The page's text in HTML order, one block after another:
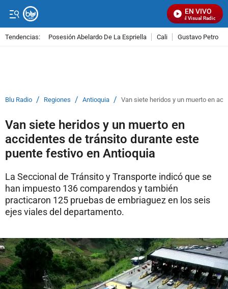
EN VIVO
Señal Visual Radio
Tendencias: Posesión Abelardo De La Espriella Cali Gustavo Petro
Blu Radio / Regiones / Antioquia / Van siete heridos y un muerto en
Van siete heridos y un muerto en
accidentes de tránsito durante este
puente festivo en Antioquia
La Seccional de Tránsito y Transporte indicó que se
han impuesto 136 comparendos y también
practicaron 125 pruebas de embriaguez en los seis
ejes viales del departamento.